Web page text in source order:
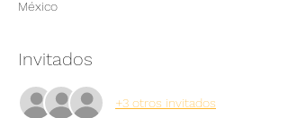
México
Invitados
+3 otros invitados